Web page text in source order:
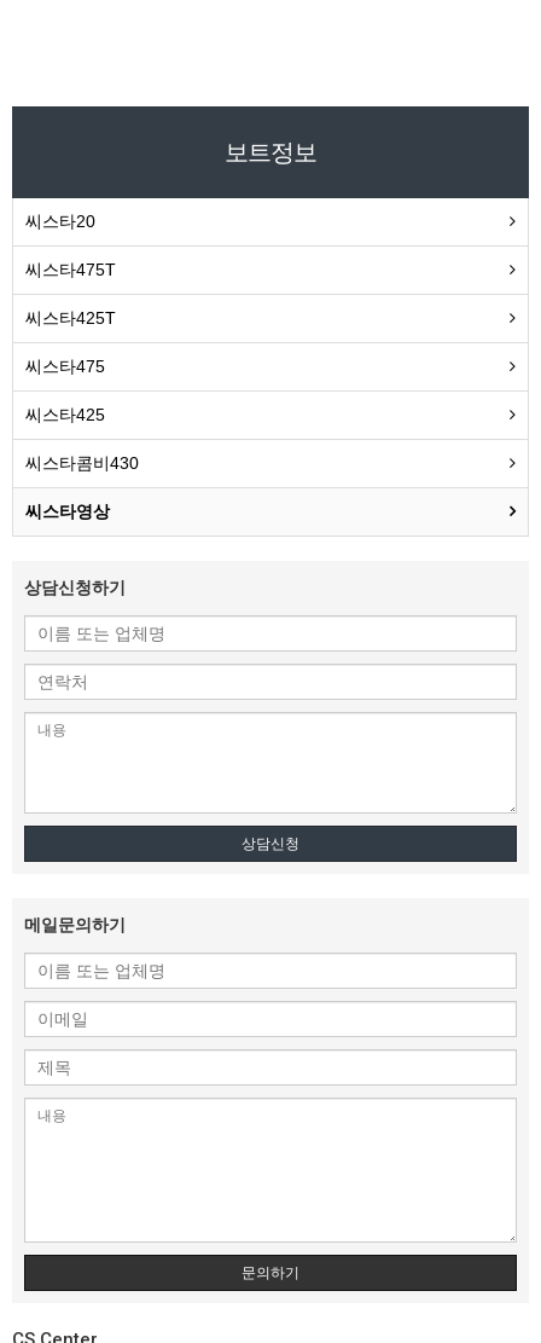
보트정보
씨스타20
씨스타475T
씨스타425T
씨스타475
씨스타425
씨스타콤비430
씨스타영상
상담신청하기
상담신청
메일문의하기
문의하기